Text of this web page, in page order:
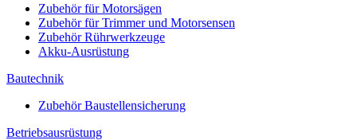
Zubehör für Motorsägen
Zubehör für Trimmer und Motorsensen
Zubehör Rührwerkzeuge
Akku-Ausrüstung
Bautechnik
Zubehör Baustellensicherung
Betriebsausrüstung